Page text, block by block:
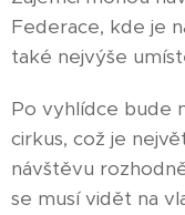
Federace, kde je
také nejvýše
Po vyhlídce bude
cirkus, což je
návštěvu
se musí vidět na